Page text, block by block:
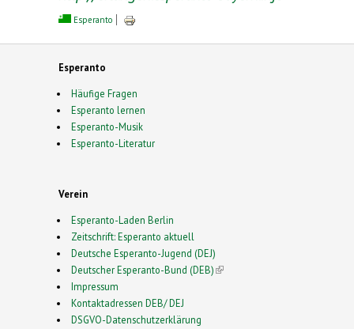
Esperanto
Esperanto
Häufige Fragen
Esperanto lernen
Esperanto-Musik
Esperanto-Literatur
Verein
Esperanto-Laden Berlin
Zeitschrift: Esperanto aktuell
Deutsche Esperanto-Jugend (DEJ)
Deutscher Esperanto-Bund (DEB)(link is external)
Impressum
Kontaktadressen DEB/ DEJ
DSGVO-Datenschutzerklärung